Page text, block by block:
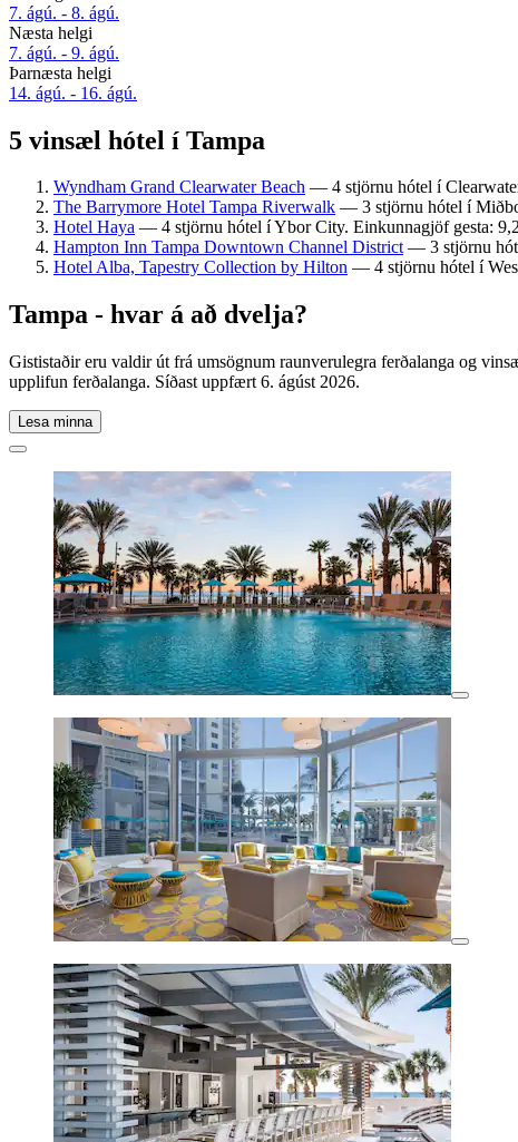
7. ágú. - 8. ágú.
Næsta helgi
7. ágú. - 9. ágú.
Þarnæsta helgi
14. ágú. - 16. ágú.
5 vinsæl hótel í Tampa
Wyndham Grand Clearwater Beach — 4 stjörnu hótel í
The Barrymore Hotel Tampa Riverwalk — 3 stjörnu hótel í
Hotel Haya — 4 stjörnu hótel í Ybor City. Einkunnagjöf gesta:
Hampton Inn Tampa Downtown Channel District— 3 stjörnu
Hotel Alba, Tapestry Collection by Hilton — 4 stjörnu hótel í
Tampa - hvar á að dvelja?
Gististaðir eru valdir út frá umsögnum raunverulegra ferðalanga og
upplifun ferðalanga. Síðast uppfært 6. ágúst 2026.
Lesa minna